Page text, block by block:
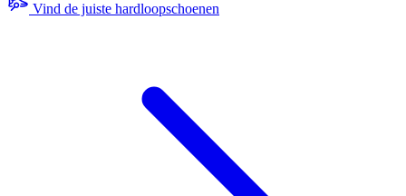
Vind de juiste hardloopschoenen